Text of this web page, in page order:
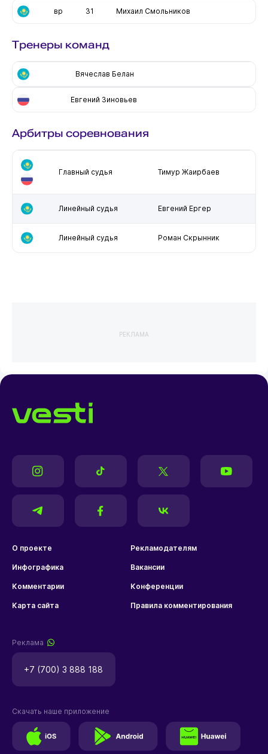
вр 31 Михаил Смольников
Тренеры команд
Вячеслав Белан
Евгений Зиновьев
Арбитры соревнования
Главный судья Тимур Жаирбаев
Линейный судья Евгений Ергер
Линейный судья Роман Скрынник
РЕКЛАМА
О проекте Рекламодателям
Инфографика Вакансии
Комментарии Конференции
Карта сайта Правила комментирования
Реклама
+7 (700) 3 888 188
Скачать наше приложение